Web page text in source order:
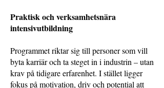
Praktisk och verksamhetsnära
intensivutbildning
Programmet riktar sig till personer som vill
byta karriär och ta steget in i industrin – utan
krav på tidigare erfarenhet. I stället ligger
fokus på motivation, driv och potential att